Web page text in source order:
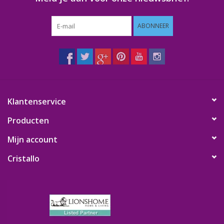
ABONNEER
Klantenservice
Producten
Mijn account
Cristallo